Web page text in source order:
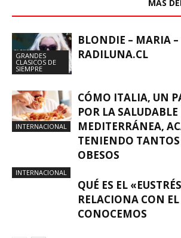
MÁS
GRANDES
CLASICOS DE
SIEMPRE
BLONDIE – MARIA
RADILUNA.CL
INTERNACIONAL
CÓMO ITALIA, UN
POR LA
MEDITERRÁNEA,
TENIENDO
OBESOS
INTERNACIONAL
QUÉ ES EL
RELACIONA CON EL
CONOCEMOS